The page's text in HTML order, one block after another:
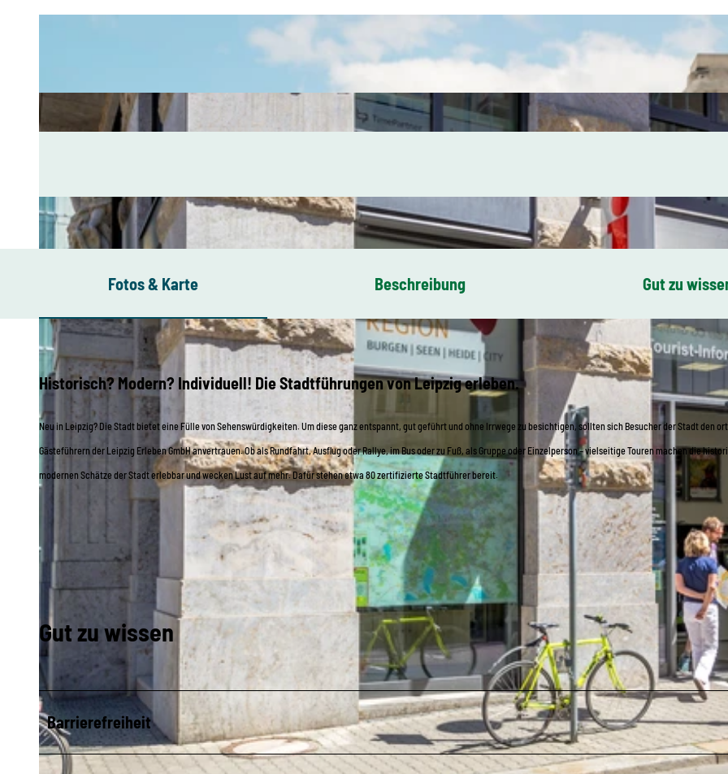
Fotos & Karte Beschreibung Gut zu
Historisch? Modern? Individuell! Die Stadtführungen von Leipzig erleben.
Neu in Leipzig? Die Stadt bietet eine Fülle von Sehenswürdigkeiten. Um diese ganz entspannt, gut geführt und ohne Irrwege zu besichtigen, sollten sich Besucher der Stadt den
Gästeführern der Leipzig Erleben GmbH anvertrauen. Ob als Rundfahrt, Ausflug oder Rallye, im Bus oder zu Fuß, als Gruppe oder Einzelperson – vielseitige Touren machen die
modernen Schätze der Stadt erlebbar und wecken Lust auf mehr. Dafür stehen etwa 80 zertifizierte Stadtführer bereit.
Gut zu wissen
Barrierefreiheit